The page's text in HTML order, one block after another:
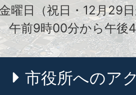
曜日（祝日・12月29
午前9時00分から午後
市役所へのア